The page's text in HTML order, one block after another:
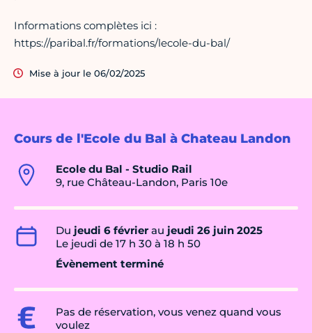
Cours de l'Ecole du Bal à Chateau Landon
Ecole du Bal - Studio Rail
9, rue Château-Landon, Paris 10e
Du jeudi 6 févrierau jeudi 26 juin 2025
Le jeudi de 17 h 30 à 18 h 50
Évènement terminé
Pas de réservation, vous venez quand vous
voulez
Informations complètes ici :
https://paribal.fr/formations/lecole-du-bal/
Mise à jour le 06/02/2025